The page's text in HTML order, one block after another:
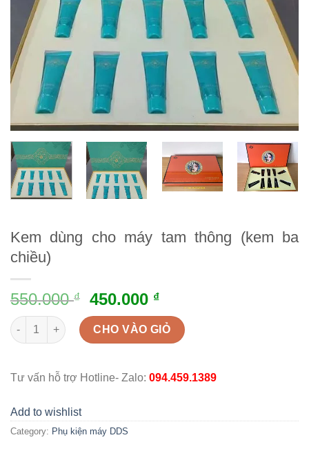
Kem dùng cho máy tam thông (kem ba
chiều)
550.000₫ 450.000 ₫
Kem dùng cho máy tam thông (kem ba chiều) quantity
CHO VÀO GIỎ
Tư vấn hỗ trợ Hotline- Zalo: 094.459.1389
Add to wishlist
Category: Phụ kiện máy DDS